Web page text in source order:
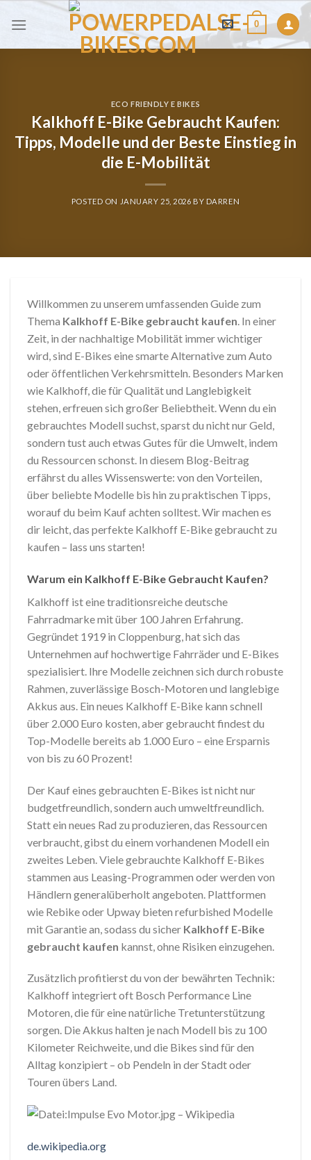
0
ECO FRIENDLY E BIKES
Kalkhoff E-Bike Gebraucht Kaufen:
Tipps, Modelle und der Beste Einstieg in
die E-Mobilität
POSTED ON JANUARY 25, 2026 BY DARREN
Willkommen zu unserem umfassenden Guide zum
Thema Kalkhoff E-Bike gebraucht kaufen. In einer
Zeit, in der nachhaltige Mobilität immer wichtiger
wird, sind E-Bikes eine smarte Alternative zum Auto
oder öffentlichen Verkehrsmitteln. Besonders Marken
wie Kalkhoff, die für Qualität und Langlebigkeit
stehen, erfreuen sich großer Beliebtheit. Wenn du ein
gebrauchtes Modell suchst, sparst du nicht nur Geld,
sondern tust auch etwas Gutes für die Umwelt, indem
du Ressourcen schonst. In diesem Blog-Beitrag
erfährst du alles Wissenswerte: von den Vorteilen,
über beliebte Modelle bis hin zu praktischen Tipps,
worauf du beim Kauf achten solltest. Wir machen es
dir leicht, das perfekte Kalkhoff E-Bike gebraucht zu
kaufen – lass uns starten!
Warum ein Kalkhoff E-Bike Gebraucht Kaufen?
Kalkhoff ist eine traditionsreiche deutsche
Fahrradmarke mit über 100 Jahren Erfahrung.
Gegründet 1919 in Cloppenburg, hat sich das
Unternehmen auf hochwertige Fahrräder und E-Bikes
spezialisiert. Ihre Modelle zeichnen sich durch robuste
Rahmen, zuverlässige Bosch-Motoren und langlebige
Akkus aus. Ein neues Kalkhoff E-Bike kann schnell
über 2.000 Euro kosten, aber gebraucht findest du
Top-Modelle bereits ab 1.000 Euro – eine Ersparnis
von bis zu 60 Prozent!
Der Kauf eines gebrauchten E-Bikes ist nicht nur
budgetfreundlich, sondern auch umweltfreundlich.
Statt ein neues Rad zu produzieren, das Ressourcen
verbraucht, gibst du einem vorhandenen Modell ein
zweites Leben. Viele gebrauchte Kalkhoff E-Bikes
stammen aus Leasing-Programmen oder werden von
Händlern generalüberholt angeboten. Plattformen
wie Rebike oder Upway bieten refurbished Modelle
mit Garantie an, sodass du sicher Kalkhoff E-Bike
gebraucht kaufen kannst, ohne Risiken einzugehen.
Zusätzlich profitierst du von der bewährten Technik:
Kalkhoff integriert oft Bosch Performance Line
Motoren, die für eine natürliche Tretunterstützung
sorgen. Die Akkus halten je nach Modell bis zu 100
Kilometer Reichweite, und die Bikes sind für den
Alltag konzipiert – ob Pendeln in der Stadt oder
Touren übers Land.
de.wikipedia.org